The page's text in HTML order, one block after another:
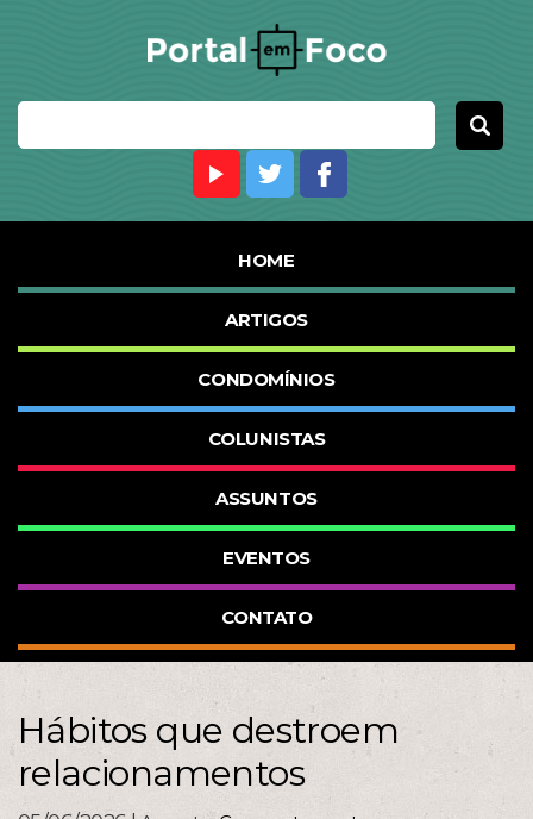
HOME
ARTIGOS
CONDOMÍNIOS
COLUNISTAS
ASSUNTOS
EVENTOS
CONTATO
Hábitos que destroem
relacionamentos